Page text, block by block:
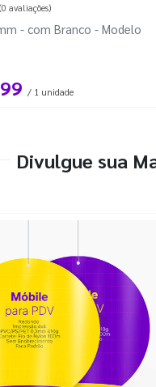
(0 avaliações)
- com Branco - Modelo
/ 1 unidade
Divulgue sua